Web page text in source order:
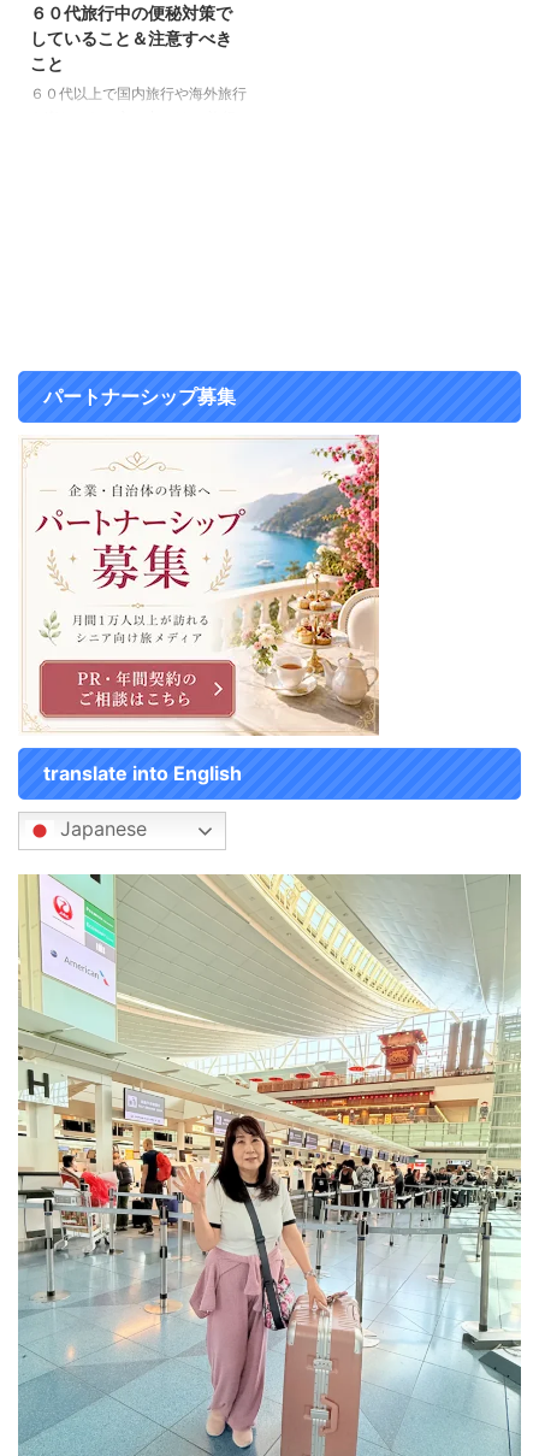
ーカー ６０代の海外旅行では靴
を１足だけではなく 何足か持っ
ていくことをオススメします。
その中の一つに軽くて疲れないス
６０代旅行中の便秘対策で
していること＆注意すべき
こと
６０代以上で国内旅行や海外旅行
リさせる 例えば、２泊や３泊の
旅行前に腸内をスッキリさせてお
けば、 旅行中に出なくてもそ ...
パートナーシップ募集
translate into English
Japanese